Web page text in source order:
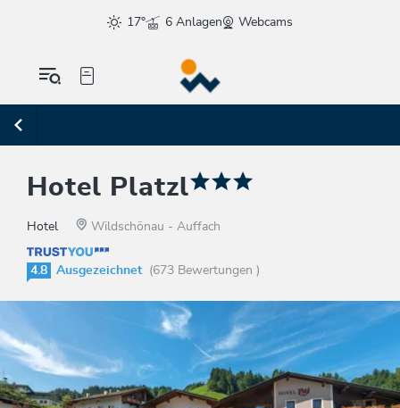
17° 6 Anlagen Webcams
Hotel Platzl
Hotel Wildschönau - Auffach
4.8 Ausgezeichnet (673 Bewertungen )